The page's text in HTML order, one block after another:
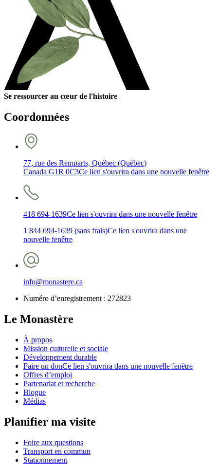
Se ressourcer au cœur de l'histoire
Coordonnées
77, rue des Remparts, Québec (Québec)
Canada G1R 0C3Ce lien s'ouvrira dans une nouvelle fenêtre
418 694-1639Ce lien s'ouvrira dans une nouvelle fenêtre
1 844 694-1639 (sans frais)Ce lien s'ouvrira dans une
nouvelle fenêtre
info@monastere.ca
Numéro d’enregistrement : 272823
Le Monastère
À propos
Mission culturelle et sociale
Développement durable
Faire un donCe lien s'ouvrira dans une nouvelle fenêtre
Offres d’emploi
Partenariat et recherche
Blogue
Médias
Planifier ma visite
Foire aux questions
Transport en commun
Stationnement